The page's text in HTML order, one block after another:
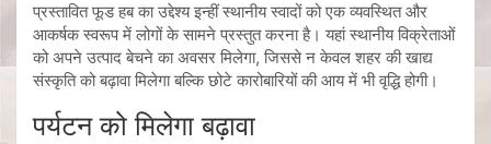
प्रस्तावित फूड हब का उद्देश्य इन्हीं स्थानीय स्वादों को एक व्यवस्थित और
आकर्षक स्वरूप में लोगों के सामने प्रस्तुत करना है। यहां स्थानीय विक्रेताओं
को अपने उत्पाद बेचने का अवसर मिलेगा, जिससे न केवल शहर की खाद्य
संस्कृति को बढ़ावा मिलेगा बल्कि छोटे कारोबारियों की आय में भी वृद्धि होगी।
पर्यटन को मिलेगा बढ़ावा